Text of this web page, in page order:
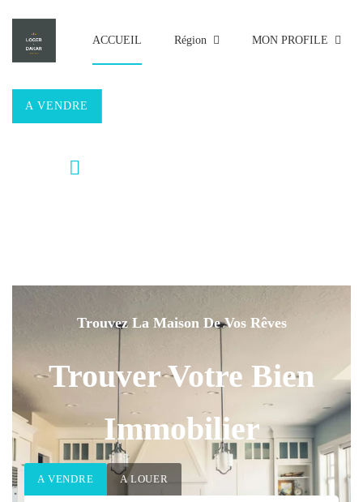
ACCUEIL Région MON PROFILE
A VENDRE
Trouvez La Maison De Vos Rêves
Trouver Votre Bien
Immobilier
A VENDRE A LOUER